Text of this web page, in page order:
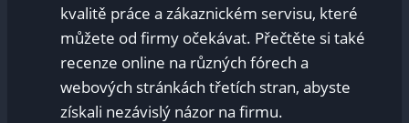
kvalitě práce a zákaznickém servisu, které
můžete od firmy očekávat. Přečtěte si také
recenze online na různých fórech a
webových stránkách třetích stran, abyste
získali nezávislý názor na firmu.